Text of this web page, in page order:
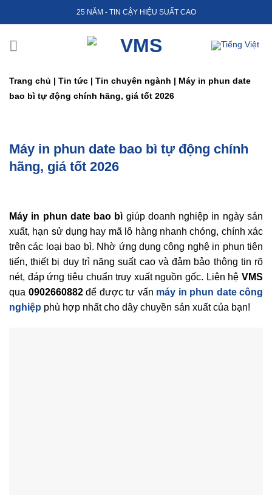
to
25 NĂM - TIN CẬY HIỆU SUẤT CAO
Trang chủ | Tin tức | Tin chuyên ngành | Máy in phun date
bao bì tự động chính hãng, giá tốt 2026
Máy in phun date bao bì tự động chính
hãng, giá tốt 2026
Máy in phun date bao bì giúp doanh nghiệp in ngày sản
xuất, hạn sử dụng hay mã lô hàng nhanh chóng, chính xác
trên các loại bao bì. Nhờ ứng dụng công nghệ in phun tiên
tiến, thiết bị duy trì năng suất cao và đảm bảo thông tin rõ
nét, đáp ứng tiêu chuẩn truy xuất nguồn gốc. Liên hệ VMS
qua 0902660882 để được tư vấn máy in phun date công
nghiệp phù hợp nhất cho dây chuyền sản xuất của bạn!